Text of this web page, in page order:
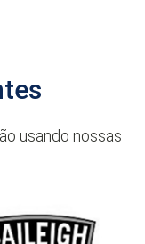
usando nossas